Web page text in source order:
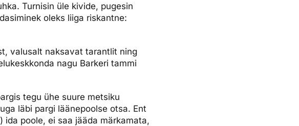
Turnisin üle kivide, pugesin
oleks liiga riskantne:
valusalt naksavat tarantlit ning
nagu Barkeri tammi
tegu ühe suure metsiku
läbi pargi läänepoolse otsa. Ent
ida poole, ei saa jääda märkamata,